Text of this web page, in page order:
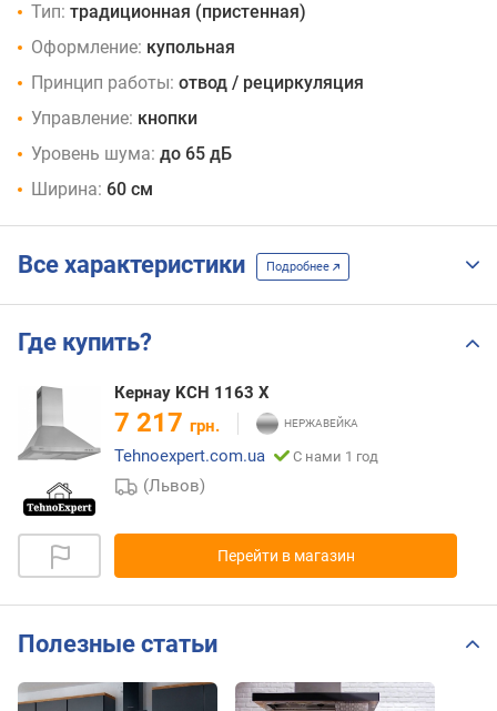
Тип: традиционная (пристенная)
Оформление: купольная
Принцип работы: отвод / рециркуляция
Управление: кнопки
Уровень шума: до 65 дБ
Ширина: 60 см
Все характеристики Подробнее
Где купить?
Кернау KCH 1163 X
7 217 грн.
Tehnoexpert.com.ua
С нами 1 год
(Львов)
Перейти в магазин
Полезные статьи